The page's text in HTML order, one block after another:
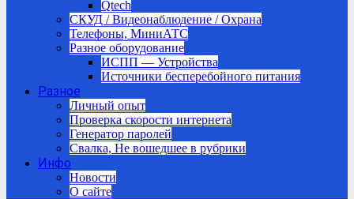
Qtech
СКУД / Видеонаблюдение / Охрана
Телефоны, МиниАТС
Разное оборудование
ИСПП — Устройства
Источники бесперебойного питания
Разное
Личный опыт
Проверка скорости интернета
Генератор паролей
Свалка, Не вошедшее в рубрики
Инфо
Новости
О сайте